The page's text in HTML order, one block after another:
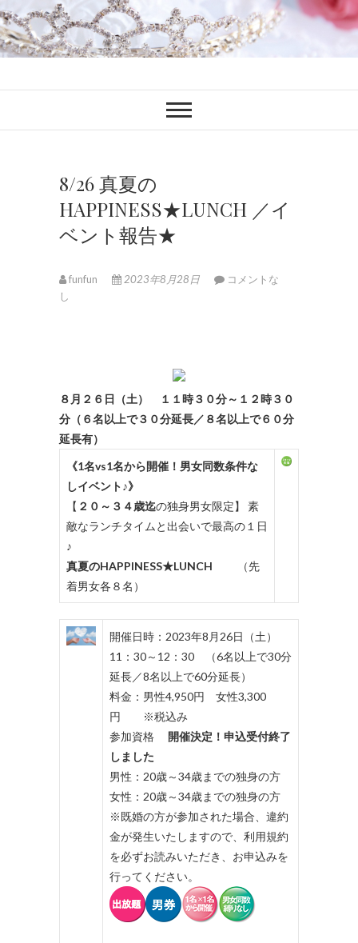
ファンブロ
8/26 真夏の
HAPPINESS★LUNCH ／イ
ベント報告★
funfun 2023年8月28日
コメントな
し
８月２６日（土） １１時３０分～１２時３０
分（６名以上で３０分延長／８名以上で６０分
延長有）
《1名vs1名から開催！男女同数条件な
しイベント♪》
【 ２０～３４歳迄の独身男女限定】 素
敵なランチタイムと出会いで最高の１日
♪
真夏のHAPPINESS★LUNCH
（先
着男女各８名）
開催日時：2023年8月26日（土）
11：30～12：30 （6名以上で30分
延長／8名以上で60分延長）
料金：男性4,950円 女性3,300
円 ※税込み
参加資格
開催決定！申込受付終了
しました
男性：20歳～34歳までの独身の方
女性：20歳～34歳までの独身の方
※既婚の方が参加された場合、違約
金が発生いたしますので、利用規約
を必ずお読みいただき、お申込みを
行ってください。